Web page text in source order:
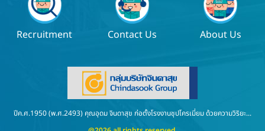
Recruitment Contact Us About Us
ปีค.ศ.1950 (พ.ศ.2493) คุณอุดม จินดาสุข ก่อตั้งโรงงานชุปโครเมี่ยม ด้วยความวิริยะ...